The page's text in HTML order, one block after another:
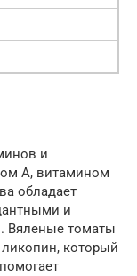
и
А, витамином
обладает
и
Вяленые томаты
который